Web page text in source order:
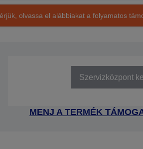
olvassa el alábbiakat a folyamatos
Szervizközpont
MENJ A TERMÉK